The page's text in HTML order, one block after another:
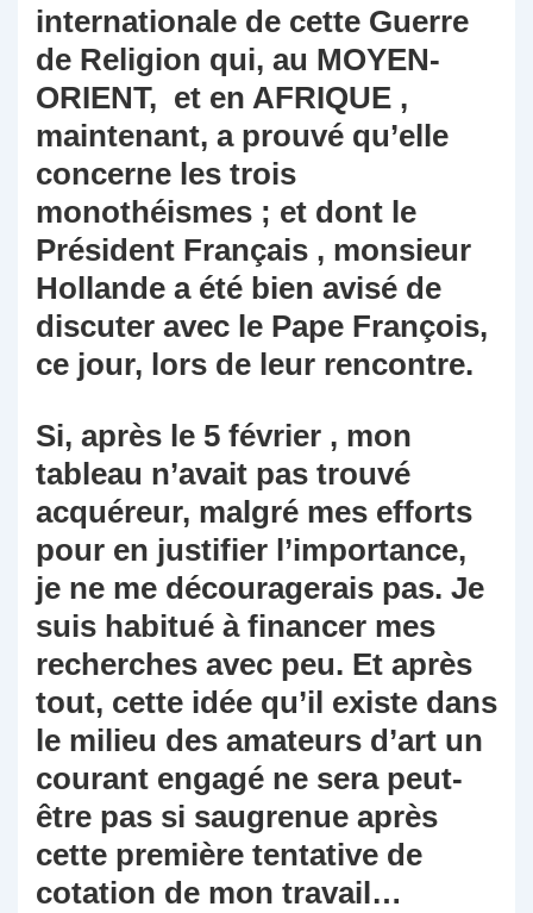
internationale de cette Guerre
de Religion qui, au MOYEN-
ORIENT, et en AFRIQUE ,
maintenant, a prouvé qu’elle
concerne les trois
monothéismes ; et dont le
Président Français , monsieur
Hollande a été bien avisé de
discuter avec le Pape François,
ce jour, lors de leur rencontre.
Si, après le 5 février , mon
tableau n’avait pas trouvé
acquéreur, malgré mes efforts
pour en justifier l’importance,
je ne me découragerais pas. Je
suis habitué à financer mes
recherches avec peu. Et après
tout, cette idée qu’il existe dans
le milieu des amateurs d’art un
courant engagé ne sera peut-
être pas si saugrenue après
cette première tentative de
cotation de mon travail…